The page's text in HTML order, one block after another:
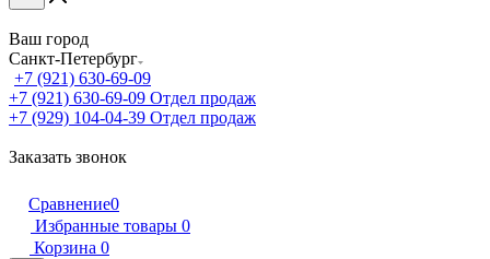
Ваш город
Санкт-Петербург
+7 (921) 630-69-09
+7 (921) 630-69-09 Отдел продаж
+7 (929) 104-04-39 Отдел продаж
Заказать звонок
Сравнение0
Избранные товары 0
Корзина 0